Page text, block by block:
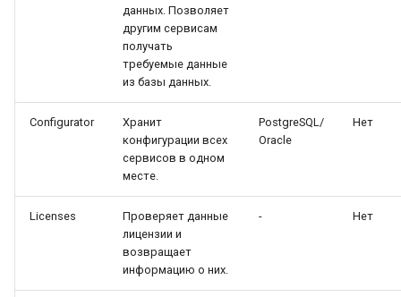
выполнении матчинга
Фильтрация результатов
Запросы на матчинг
Результаты матчинга
LUNA PLATFORM v.5.34.0
LUNA PLATFORM v.5.33.0
LUNA PLATFORM v.5.31.0
LUNA PLATFORM v.5.30.0
LUNA PLATFORM v.5.28.0
LUNA PLATFORM v.5.27.0
данных. Позволяет
другим сервисам
получать
требуемые данные
из базы данных.
Configurator
Хранит
конфигурации всех
сервисов в одном
месте.
PostgreSQL/
Oracle
Нет
Licenses
Проверяет данные
лицензии и
возвращает
информацию о них.
- Нет